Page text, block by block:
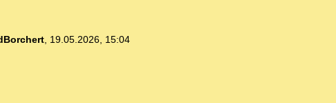
, 19.05.2026, 15:04